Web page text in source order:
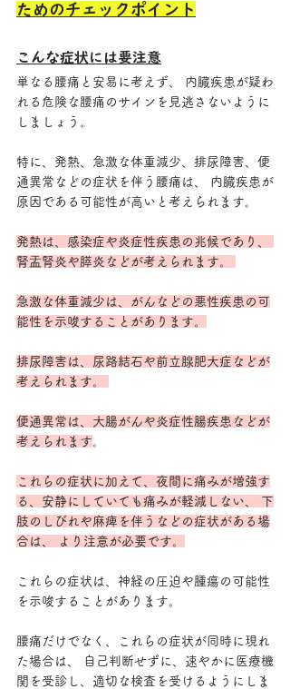
ためのチェックポイント
こんな症状には要注意
単なる腰痛と安易に考えず、 内臓疾患が疑わ
れる危険な腰痛のサインを見逃さないように
しましょう。
特に、発熱、急激な体重減少、排尿障害、便
通異常などの症状を伴う腰痛は、 内臓疾患が
原因である可能性が高いと考えられます。
発熱は、感染症や炎症性疾患の兆候であり、
腎盂腎炎や膵炎などが考えられます。
急激な体重減少は、がんなどの悪性疾患の可
能性を示唆することがあります。
排尿障害は、尿路結石や前立腺肥大症などが
考えられます。
便通異常は、大腸がんや炎症性腸疾患などが
考えられます。
これらの症状に加えて、夜間に痛みが増強す
る、安静にしていても痛みが軽減しない、 下
肢のしびれや麻痺を伴うなどの症状がある場
合は、 より注意が必要です。
これらの症状は、神経の圧迫や腫瘍の可能性
を示唆することがあります。
腰痛だけでなく、これらの症状が同時に現れ
た場合は、 自己判断せずに、速やかに医療機
関を受診し、適切な検査を受けるようにしま